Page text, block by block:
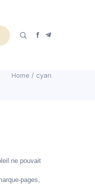
Home / cyan
ne pouvait
pages,